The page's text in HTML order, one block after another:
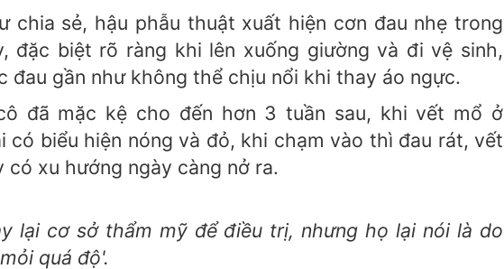
chia sẻ, hậu phẫu thuật xuất hiện cơn đau nhẹ trong
đặc biệt rõ ràng khi lên xuống giường và đi vệ sinh,
đau gần như không thể chịu nổi khi thay áo ngực.
đã mặc kệ cho đến hơn 3 tuần sau, khi vết mổ ở
có biểu hiện nóng và đỏ, khi chạm vào thì đau rát, vết
có xu hướng ngày càng nở ra.
lại cơ sở thẩm mỹ để điều trị, nhưng họ lại nói là do
quá độ'.